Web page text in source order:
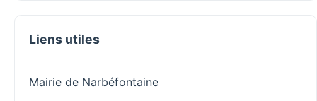
Liens utiles
Mairie de Narbéfontaine